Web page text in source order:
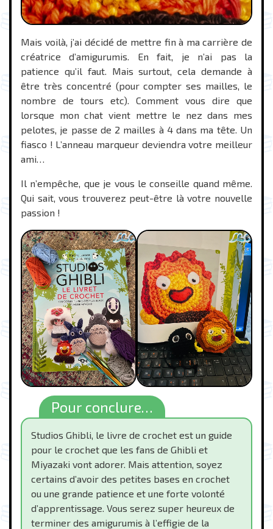
Mais voilà, j’ai décidé de mettre fin à ma carrière de
créatrice d’amigurumis. En fait, je n’ai pas la
patience qu’il faut. Mais surtout, cela demande à
être très concentré (pour compter ses mailles, le
nombre de tours etc). Comment vous dire que
lorsque mon chat vient mettre le nez dans mes
pelotes, je passe de 2 mailles à 4 dans ma tête. Un
fiasco ! L’anneau marqueur deviendra votre meilleur
ami…
Il n’empêche, que je vous le conseille quand même.
Qui sait, vous trouverez peut-être là votre nouvelle
passion !
Pour conclure…
Studios Ghibli, le livre de crochet est un guide
pour le crochet que les fans de Ghibli et
Miyazaki vont adorer. Mais attention, soyez
certains d’avoir des petites bases en crochet
ou une grande patience et une forte volonté
d’apprentissage. Vous serez super heureux de
terminer des amigurumis à l’effigie de la